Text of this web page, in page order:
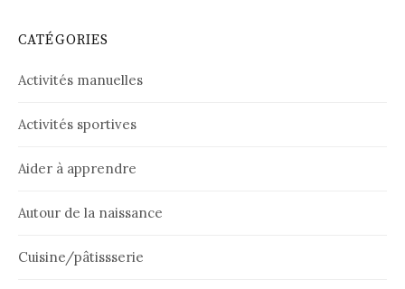
CATÉGORIES
Activités manuelles
Activités sportives
Aider à apprendre
Autour de la naissance
Cuisine/pâtissserie